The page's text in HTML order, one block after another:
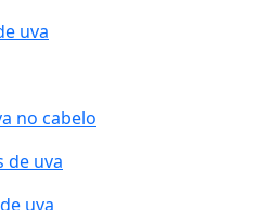
uva
no cabelo
de uva
uva